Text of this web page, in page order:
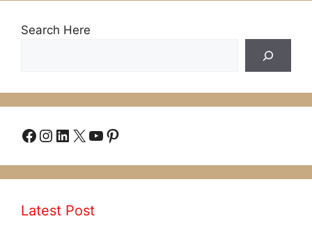
Search Here
Facebook
Instagram
LinkedIn
X YouTube
Pinterest
Latest Post